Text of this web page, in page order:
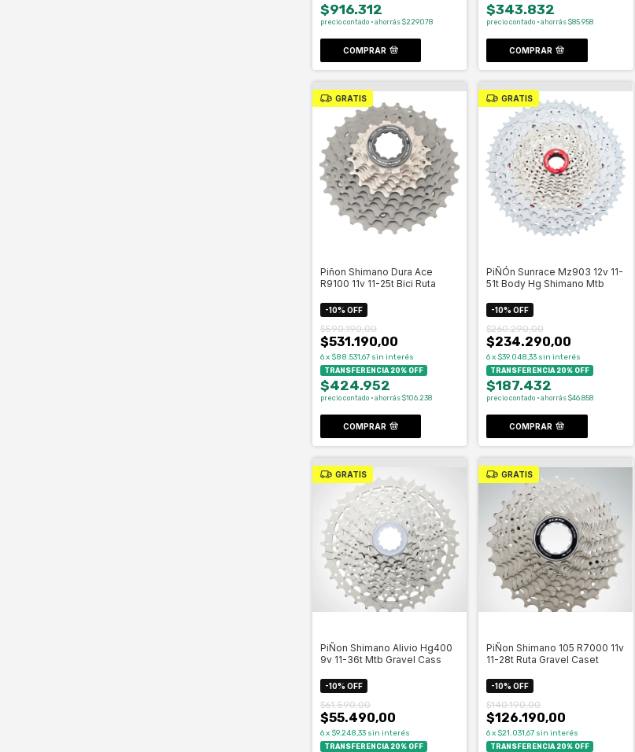
$916.312
precio contado · ahorrás $229.078
COMPRAR
$343.832
precio contado · ahorrás $85.958
COMPRAR
GRATIS
Piñon Shimano Dura Ace
R9100 11v 11-25t Bici Ruta
-10% OFF
$531.190,00
$590.190,00
6x $88.531,67 sin interés
TRANSFERENCIA 20% OFF
$424.952
precio contado · ahorrás $106.238
COMPRAR
GRATIS
PiÑÓn Sunrace Mz903 12v 11-
51t Body Hg Shimano Mtb
-10%OFF
$234.290,00
$260.290,00
6x $39.048,33 sin interés
TRANSFERENCIA 20% OFF
$187.432
precio contado · ahorrás $46.858
COMPRAR
GRATIS
PiÑon Shimano Alivio Hg400
9v 11-36t Mtb Gravel Cass
-10% OFF
$55.490,00
$61.590,00
6x $9.248,33 sin interés
TRANSFERENCIA 20% OFF
GRATIS
PiÑon Shimano 105 R7000 11v
11-28t Ruta Gravel Caset
-10%OFF
$126.190,00
$140.190,00
6x $21.031,67 sin interés
TRANSFERENCIA 20% OFF